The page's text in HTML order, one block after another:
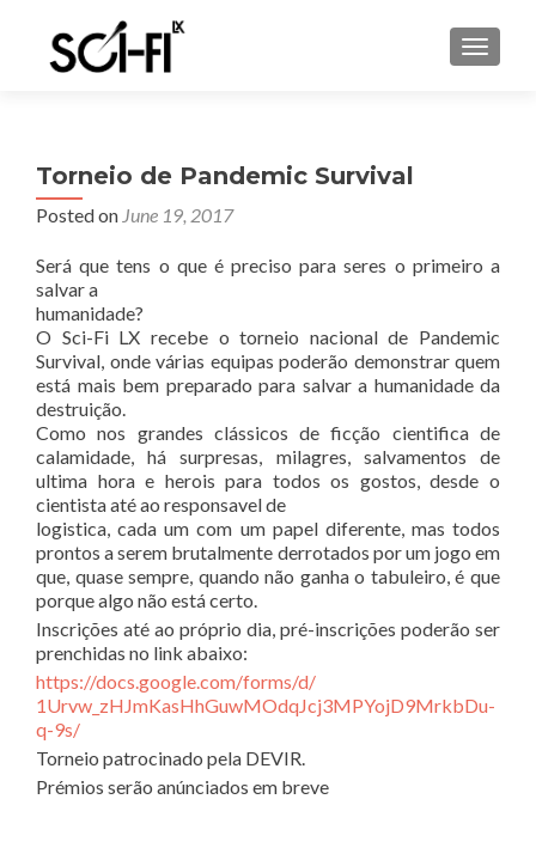
Torneio de Pandemic Survival
Posted on June 19, 2017
Será que tens o que é preciso para seres o primeiro a
salvar a
humanidade?
O Sci-Fi LX recebe o torneio nacional de Pandemic
Survival, onde várias equipas poderão demonstrar quem
está mais bem preparado para salvar a humanidade da
destruição.
Como nos grandes clássicos de ficção cientifica de
calamidade, há surpresas, milagres, salvamentos de
ultima hora e herois para todos os gostos, desde o
cientista até ao responsavel de
logistica, cada um com um papel diferente, mas todos
prontos a serem brutalmente derrotados por um jogo em
que, quase sempre, quando não ganha o tabuleiro, é que
porque algo não está certo.
Inscrições até ao próprio dia, pré-inscrições poderão ser
prenchidas no link abaixo:
https://docs.google.com/forms/d/
1Urvw_zHJmKasHhGuwMOdqJcj3MPYojD9MrkbDu-
q-9s/
Torneio patrocinado pela DEVIR.
Prémios serão anúnciados em breve